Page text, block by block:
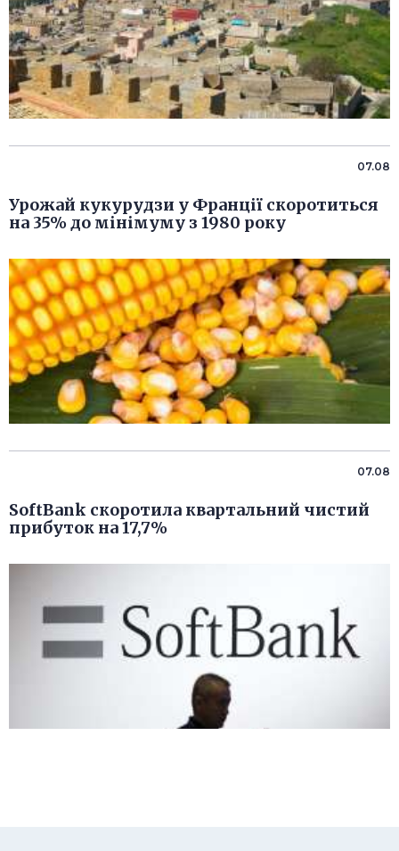
07.08
Урожай кукурудзи у Франції скоротиться
на 35% до мінімуму з 1980 року
07.08
SoftBank скоротила квартальний чистий
прибуток на 17,7%